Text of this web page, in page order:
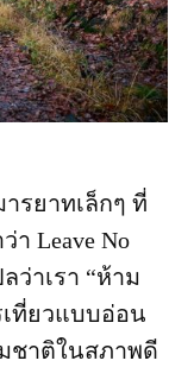
ารยาทเล็กๆ ที่
Leave No
ว่าเรา “ห้าม
ที่ยวแบบอ่อน
ชาติในสภาพดี